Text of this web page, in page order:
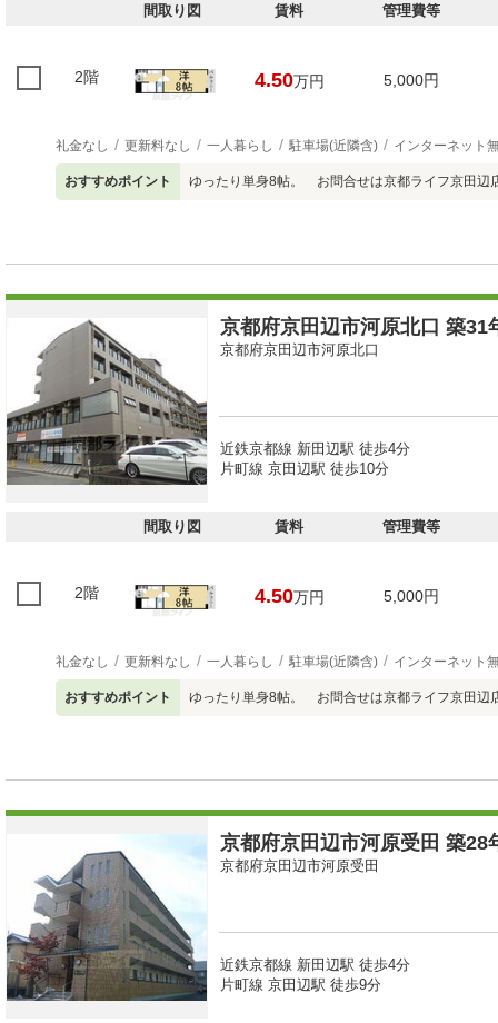
間取り図 賃料 管理費等
2階 4.50万円 5,000円
礼金なし 更新料なし 一人暮らし 駐車場(近隣含) インターネット
おすすめポイント ゆったり単身8帖。 お問合せは京都ライフ京田辺
京都府京田辺市河原北口 築31
京都府京田辺市河原北口
近鉄京都線 新田辺駅 徒歩4分
片町線 京田辺駅 徒歩10分
間取り図 賃料 管理費等
2階 4.50万円 5,000円
礼金なし 更新料なし 一人暮らし 駐車場(近隣含) インターネット
おすすめポイント ゆったり単身8帖。 お問合せは京都ライフ京田辺
京都府京田辺市河原受田 築28
京都府京田辺市河原受田
近鉄京都線 新田辺駅 徒歩4分
片町線 京田辺駅 徒歩9分